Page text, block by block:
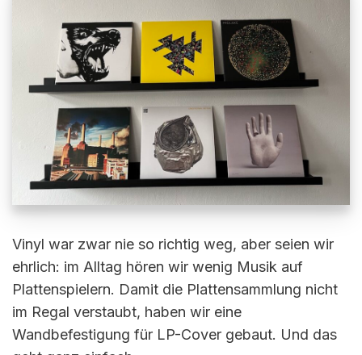
Vinyl war zwar nie so richtig weg, aber seien wir
ehrlich: im Alltag hören wir wenig Musik auf
Plattenspielern. Damit die Plattensammlung nicht
im Regal verstaubt, haben wir eine
Wandbefestigung für LP-Cover gebaut. Und das